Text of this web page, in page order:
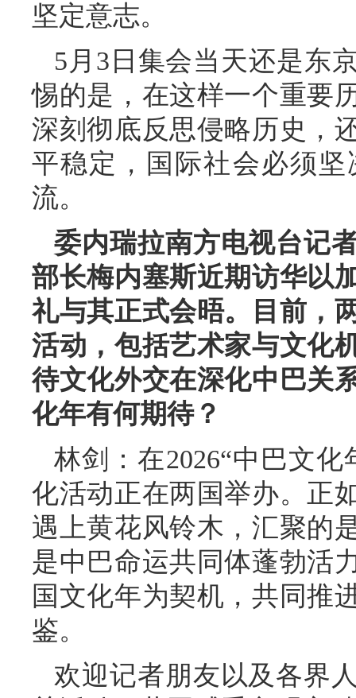
坚定意志。
5月3日集会当天还是东
惕的是，在这样一个重要
深刻彻底反思侵略历史，
平稳定，国际社会必须
流。
委内瑞拉南方电视台记
部长梅内塞斯近期访华以
礼与其正式会晤。目前，
活动，包括艺术家与文化
待文化外交在深化中巴关
化年有何期待？
林剑：在2026“中巴文
化活动正在两国举办。正
遇上黄花风铃木，汇聚的
是中巴命运共同体蓬勃活
国文化年为契机，共同推
鉴。
欢迎记者朋友以及各界